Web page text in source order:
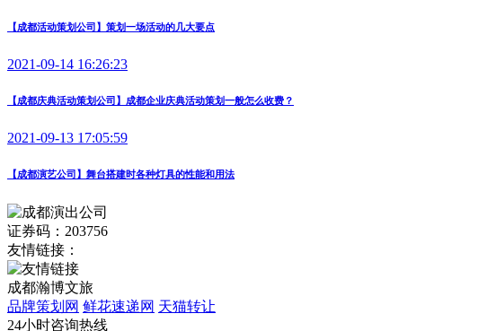
【成都活动策划公司】策划一场活动的几大要点
2021-09-14 16:26:23
【成都庆典活动策划公司】成都企业庆典活动策划一般怎么收费？
2021-09-13 17:05:59
【成都演艺公司】舞台搭建时各种灯具的性能和用法
证券码：203756
友情链接：
成都瀚博文旅
品牌策划网 鲜花速递网 天猫转让
24小时咨询热线